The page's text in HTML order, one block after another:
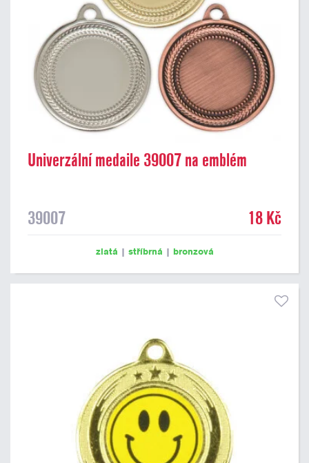
Univerzální medaile 39007 na emblém
39007 18 Kč
zlatá | stříbrná | bronzová